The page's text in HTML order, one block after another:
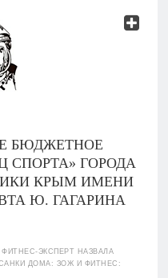
БЮДЖЕТНОЕ
СПОРТА» ГОРОДА
КРЫМ ИМЕНИ
Ю. ГАГАРИНА
ФИТНЕС-ЭКСПЕРТ НАЗВАЛА
ДОМА: ЗОЖ И ФИТНЕС: